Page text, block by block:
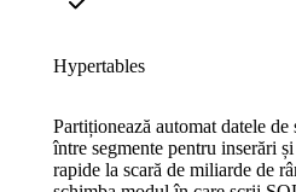
Hypertables
Partiționează automat datele de
între segmente pentru inserări
rapide la scară de miliarde de